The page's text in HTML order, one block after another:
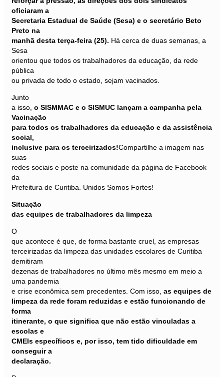
oficiaram a
Secretaria Estadual de Saúde (Sesa) e o secretário Beto
Preto na
manhã desta terça-feira (25). Há cerca de duas semanas, a
Sesa
orientou que todos os trabalhadores da educação, da rede
pública
ou privada de todo o estado, sejam vacinados.
Junto
a isso, o SISMMAC e o SISMUC lançam a campanha pela
Vacinação
para todos os trabalhadores da educação e da assistência
social,
inclusive para os terceirizados!Compartilhe a imagem nas
suas
redes sociais e poste na comunidade da página de Facebook
da
Prefeitura de Curitiba. Unidos Somos Fortes!
Situação
das equipes de trabalhadores da limpeza
O
que acontece é que, de forma bastante cruel, as empresas
terceirizadas da limpeza das unidades escolares de Curitiba
demitiram
dezenas de trabalhadores no último mês mesmo em meio a
uma pandemia
e crise econômica sem precedentes. Com isso, as equipes de
limpeza da rede foram reduzidas e estão funcionando de
forma
itinerante, o que significa que não estão vinculadas a
escolas e
CMEIs específicos e, por isso, tem tido dificuldade em
conseguir a
declaração.